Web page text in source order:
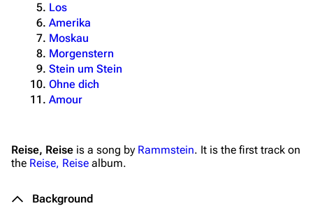
Los
Amerika
Moskau
Morgenstern
Stein um Stein
Ohne dich
Amour
Reise, Reise is a song by Rammstein. It is the first track on
the Reise, Reise album.
Background